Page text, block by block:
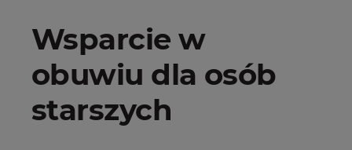
Wsparcie w
obuwiu dla osób
starszych